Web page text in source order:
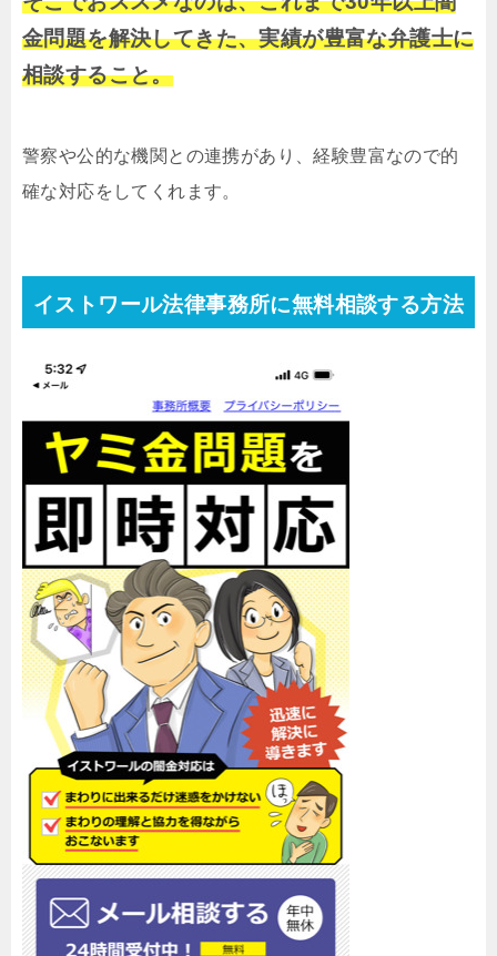
金問題を解決してきた、実績が豊富な弁護士に
相談すること。
警察や公的な機関との連携があり、経験豊富なので的
確な対応をしてくれます。
イストワール法律事務所に無料相談する方法